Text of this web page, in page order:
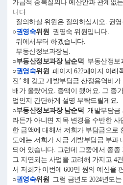
가급적 중복질의나 예산안과 관계없
니다.
질의하실 위원은 질의하십시오. 권
○권영숙위원 권영숙 위원입니다.
뒤에서부터 하겠습니다.
부동산정보과장님.
○부동산정보과장 남순덕 부동산정보
○권영숙위원 페이지 622페이지 아래
진’ 해 갖고 개발부담금 산정용역비
배가 올랐어요. 증액이 됐어요. 그 증
업인지 간단하게 설명 부탁드릴게요.
○부동산정보과장 남순덕 개발부담금
라든가 아니면 지목 변경을 수반한 사
한 금액에 대해서 저희가 부담금으로
도에는 저희가 지금 개발부담금 부과
되어 있습니다. 그런데 그중에서 종종
그 지연되는 사업을 고려해 가지고 4
서 저희가 이번에 600만 원의 예산을
○권영숙위원 그럼 금년도 2024년도